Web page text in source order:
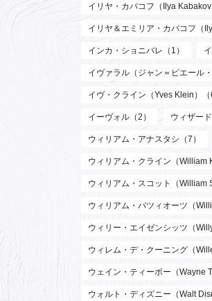
イリヤ・カバコフ（Ilya Kabakov
イリヤ＆エミリア・カバコフ（
インカ・ショニバレ（1）
イヴァラル（ジャン＝ピエール
イヴ・クライン（Yves Klein）（
イーヴォル（2） ウィザー
ウィリアム・アナスタシ（7）
ウィリアム・クライン（William
ウィリアム・スコット（William
ウィリアム・バツィオーツ（
ウィリー・エイゼンシッツ（
ウィレム・デ・クーニング（
ウェイン・ティーボー（Wayne
ウォルト・ディズニー（Walt